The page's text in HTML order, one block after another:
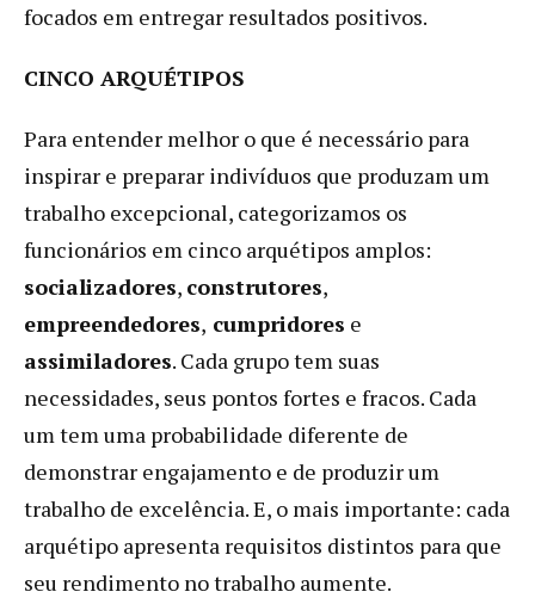
focados em entregar resultados positivos.
CINCO ARQUÉTIPOS
Para entender melhor o que é necessário para
inspirar e preparar indivíduos que produzam um
trabalho excepcional, categorizamos os
funcionários em cinco arquétipos amplos:
socializadores, construtores,
empreendedores, cumpridores e
assimiladores. Cada grupo tem suas
necessidades, seus pontos fortes e fracos. Cada
um tem uma probabilidade diferente de
demonstrar engajamento e de produzir um
trabalho de excelência. E, o mais importante: cada
arquétipo apresenta requisitos distintos para que
seu rendimento no trabalho aumente.